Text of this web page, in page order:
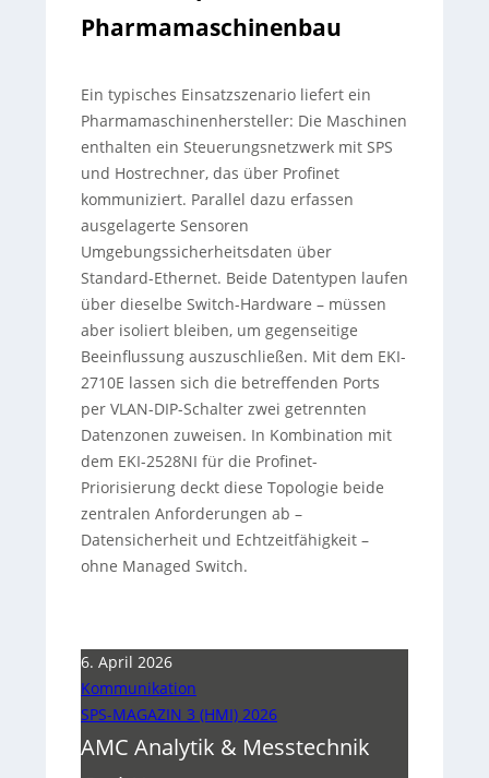
Pharmamaschinenbau
Ein typisches Einsatzszenario liefert ein
Pharmamaschinenhersteller: Die Maschinen
enthalten ein Steuerungsnetzwerk mit SPS
und Hostrechner, das über Profinet
kommuniziert. Parallel dazu erfassen
ausgelagerte Sensoren
Umgebungssicherheitsdaten über
Standard-Ethernet. Beide Datentypen laufen
über dieselbe Switch-Hardware – müssen
aber isoliert bleiben, um gegenseitige
Beeinflussung auszuschließen. Mit dem EKI-
2710E lassen sich die betreffenden Ports
per VLAN-DIP-Schalter zwei getrennten
Datenzonen zuweisen. In Kombination mit
dem EKI-2528NI für die Profinet-
Priorisierung deckt diese Topologie beide
zentralen Anforderungen ab –
Datensicherheit und Echtzeitfähigkeit –
ohne Managed Switch.
6. April 2026
Kommunikation
SPS-MAGAZIN 3 (HMI) 2026
AMC Analytik & Messtechnik